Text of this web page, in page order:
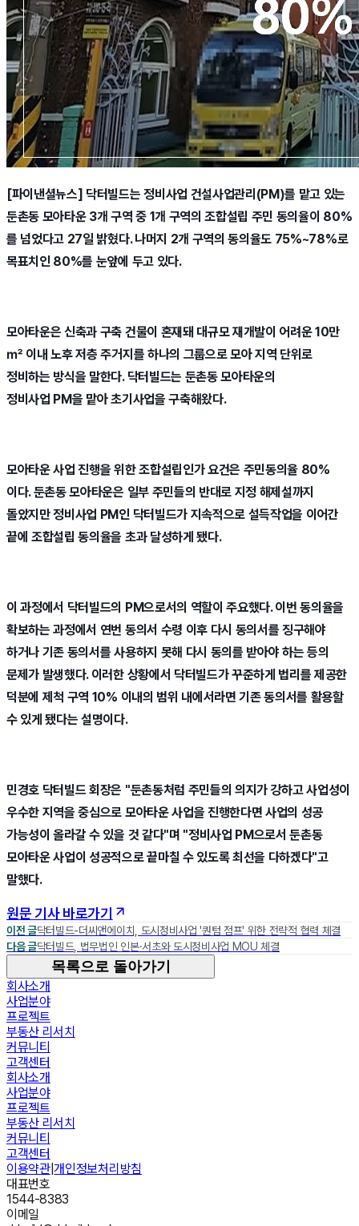
[파이낸셜뉴스] 닥터빌드는 정비사업 건설사업관리(PM)를 맡고 있는
둔촌동 모아타운 3개 구역 중 1개 구역의 조합설립 주민 동의율이 80%
를 넘었다고 27일 밝혔다. 나머지 2개 구역의 동의율도 75%~78%로
목표치인 80%를 눈앞에 두고 있다.
모아타운은 신축과 구축 건물이 혼재돼 대규모 재개발이 어려운 10만
㎡ 이내 노후 저층 주거지를 하나의 그룹으로 모아 지역 단위로
정비하는 방식을 말한다. 닥터빌드는 둔촌동 모아타운의
정비사업 PM을 맡아 초기사업을 구축해왔다.
모아타운 사업 진행을 위한 조합설립인가 요건은 주민동의율 80%
이다. 둔촌동 모아타운은 일부 주민들의 반대로 지정 해제설까지
돌았지만 정비사업 PM인 닥터빌드가 지속적으로 설득작업을 이어간
끝에 조합설립 동의율을 초과 달성하게 됐다.
이 과정에서 닥터빌드의 PM으로서의 역할이 주요했다. 이번 동의율을
확보하는 과정에서 연번 동의서 수령 이후 다시 동의서를 징구해야
하거나 기존 동의서를 사용하지 못해 다시 동의를 받아야 하는 등의
문제가 발생했다. 이러한 상황에서 닥터빌드가 꾸준하게 법리를 제공한
덕분에 제척 구역 10% 이내의 범위 내에서라면 기존 동의서를 활용할
수 있게 됐다는 설명이다.
민경호 닥터빌드 회장은 "둔촌동처럼 주민들의 의지가 강하고 사업성이
우수한 지역을 중심으로 모아타운 사업을 진행한다면 사업의 성공
가능성이 올라갈 수 있을 것 같다"며 "정비사업 PM으로서 둔촌동
모아타운 사업이 성공적으로 끝마칠 수 있도록 최선을 다하겠다"고
말했다.
원문 기사 바로가기
이전 글닥터빌드-더씨앤에이치, 도시정비사업 '퀀텀 점프' 위한 전략적 협력 체결
다음 글닥터빌드, 법무법인 인본·서초와 도시정비사업 MOU 체결
목록으로 돌아가기
회사소개
사업분야
프로젝트
부동산 리서치
커뮤니티
고객센터
회사소개
사업분야
프로젝트
부동산 리서치
커뮤니티
고객센터
이용약관|개인정보처리방침
대표번호
1544-8383
이메일